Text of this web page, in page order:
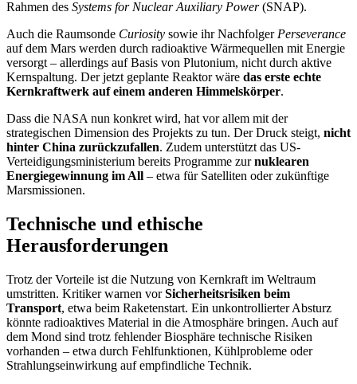
Rahmen des Systems for Nuclear Auxiliary Power(SNAP).
Auch die Raumsonde Curiosity sowie ihr Nachfolger Perseverance
auf dem Mars werden durch radioaktive Wärmequellen mit Energie
versorgt – allerdings auf Basis von Plutonium, nicht durch aktive
Kernspaltung. Der jetzt geplante Reaktor wäre das erste echte
Kernkraftwerk auf einem anderen Himmelskörper.
Dass die NASA nun konkret wird, hat vor allem mit der
strategischen Dimension des Projekts zu tun. Der Druck steigt, nicht
hinter China zurückzufallen. Zudem unterstützt das US-
Verteidigungsministerium bereits Programme zurnuklearen
Energiegewinnung im All – etwa für Satelliten oder zukünftige
Marsmissionen.
Technische und ethische
Herausforderungen
Trotz der Vorteile ist die Nutzung von Kernkraft im Weltraum
umstritten. Kritiker warnen vorSicherheitsrisiken beim
Transport, etwa beim Raketenstart. Ein unkontrollierter Absturz
könnte radioaktives Material in die Atmosphäre bringen. Auch auf
dem Mond sind trotz fehlender Biosphäre technische Risiken
vorhanden – etwa durch Fehlfunktionen, Kühlprobleme oder
Strahlungseinwirkung auf empfindliche Technik.